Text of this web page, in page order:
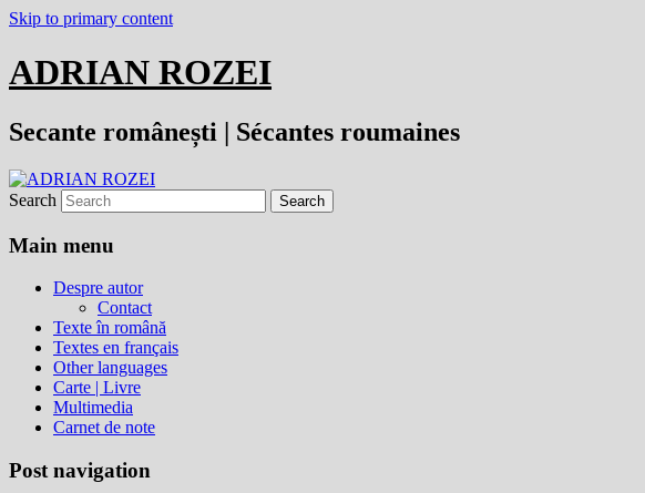
Skip to primary content
ADRIAN ROZEI
Secante românești | Sécantes roumaines
Search
Main menu
Despre autor
Contact
Texte în română
Textes en français
Other languages
Carte | Livre
Multimedia
Carnet de note
Post navigation